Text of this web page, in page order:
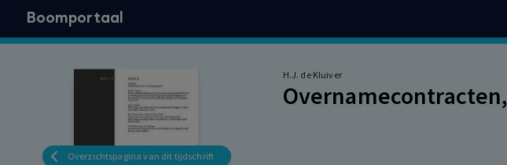
Boomportaal
Overzichtspagina van dit tijdschrift
H.J. de Kluiver
Overnamecontracten,